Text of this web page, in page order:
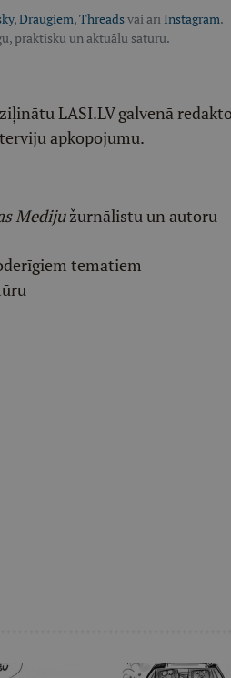
,Draugiem,Threadsvai arī Instagram.
praktisku un aktuālu saturu.
LASI.LV galvenā
apkopojumu.
Medijužurnālistu un autoru
tematiem